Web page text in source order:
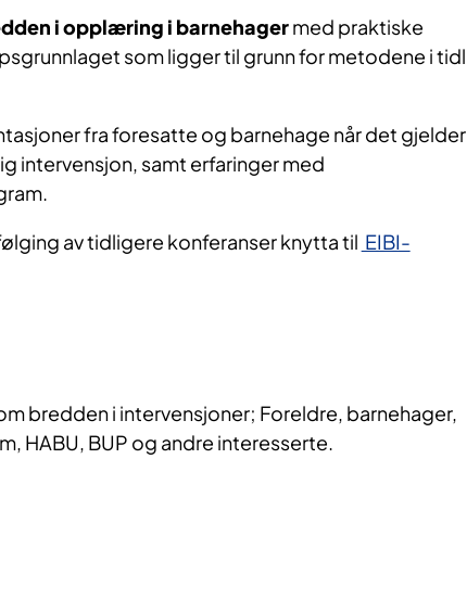
i opplæring i barnehagermed praktiske
som ligger til grunn for metodene i
fra foresatte og barnehage når det gjelder
intervensjon, samt erfaringer med
av tidligere konferanser knytta til EIBI-
bredden i intervensjoner; Foreldre, barnehager,
HABU, BUP og andre interesserte.